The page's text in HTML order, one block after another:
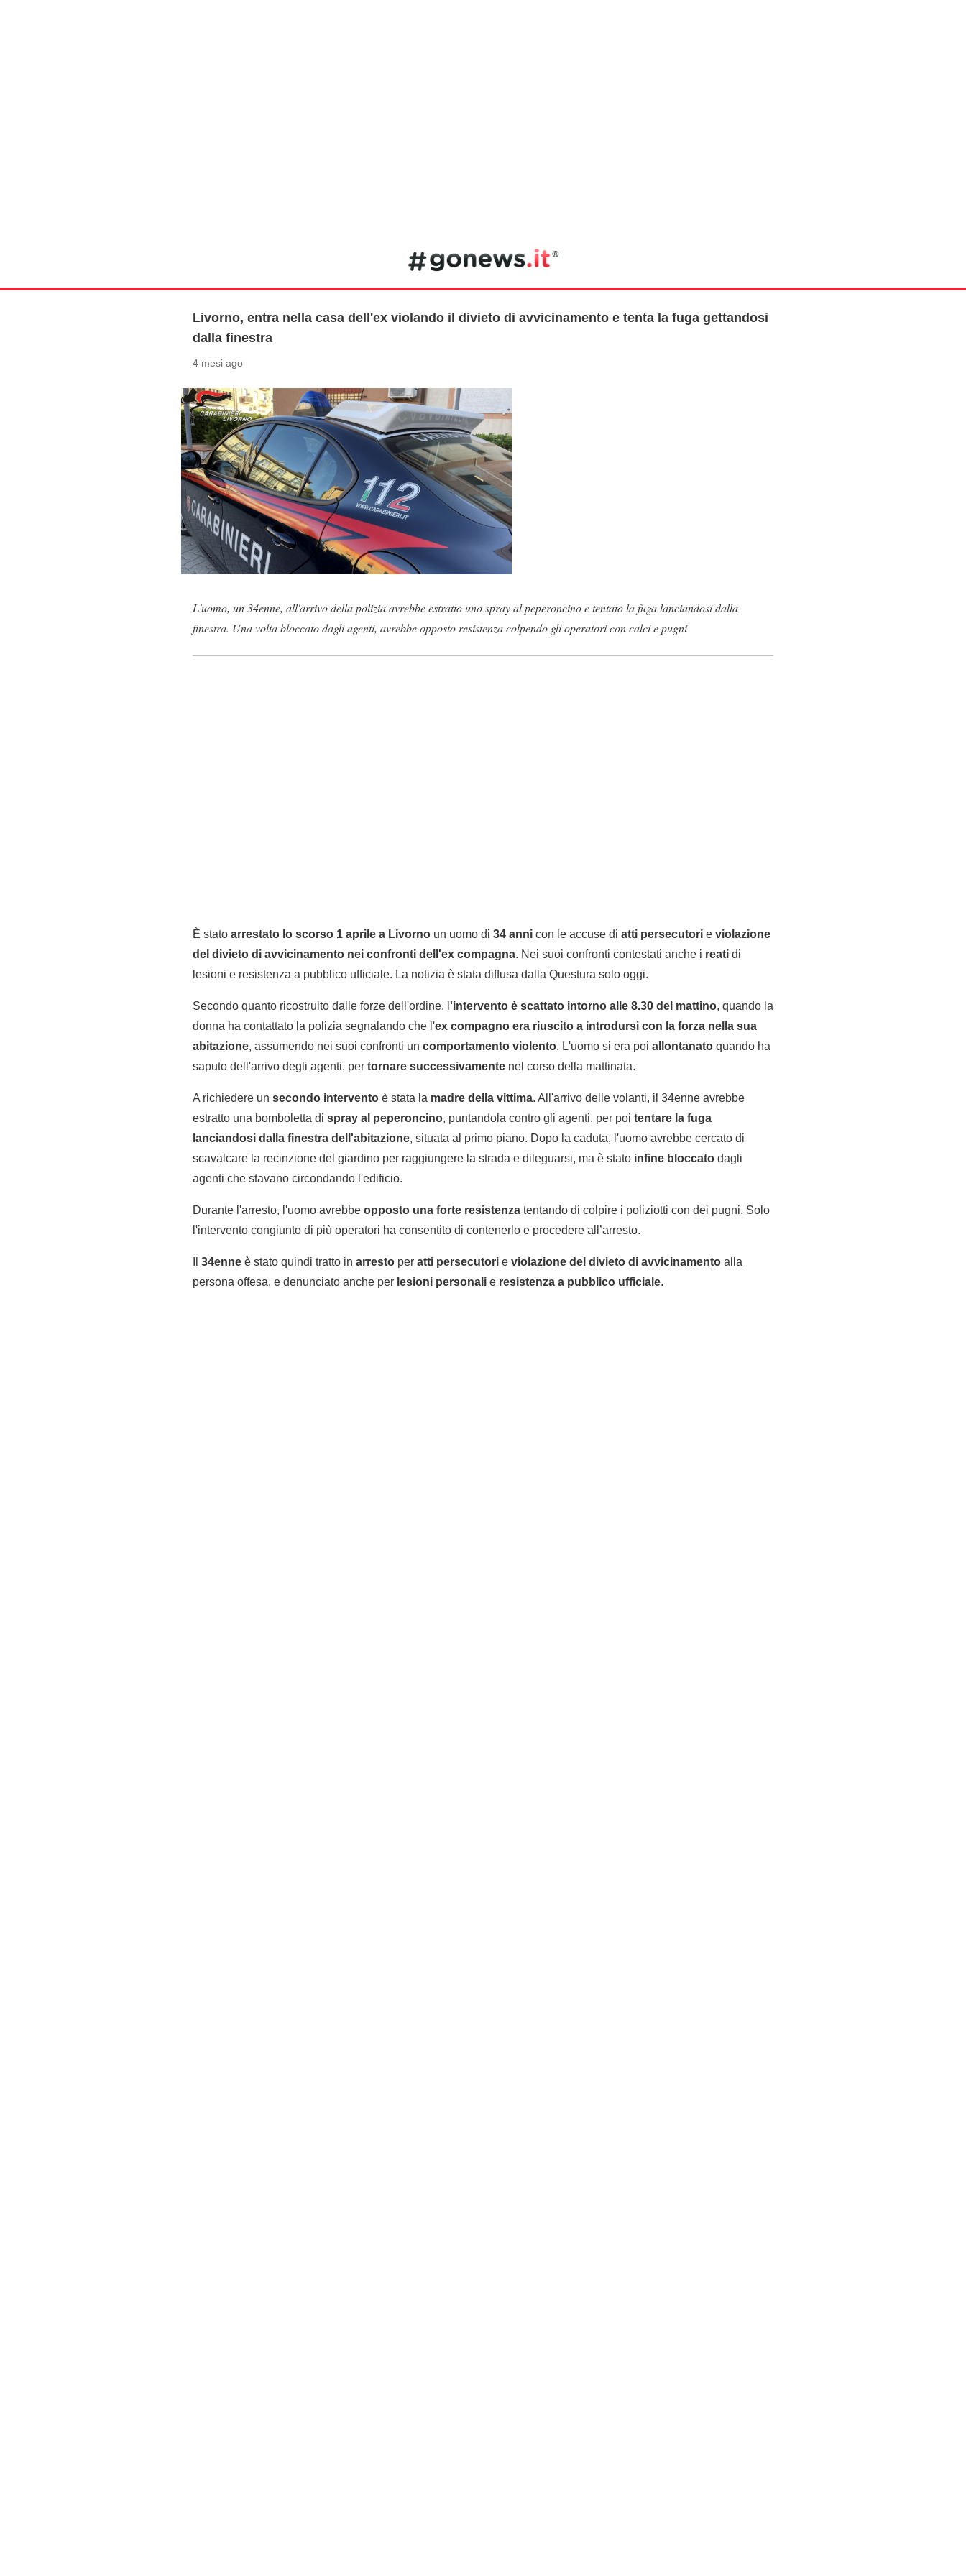
Livorno, entra nella casa dell'ex violando il divieto di avvicinamento e tenta la fuga gettandosi
dalla finestra
4 mesi ago
L'uomo, un 34enne, all'arrivo della polizia avrebbe estratto uno spray al peperoncino e tentato la fuga lanciandosi dalla
finestra. Una volta bloccato dagli agenti, avrebbe opposto resistenza colpendo gli operatori con calci e pugni
È stato arrestato lo scorso 1 aprile a Livorno un uomo di 34 anni con le accuse di atti persecutori e violazione
del divieto di avvicinamento nei confronti dell'ex compagna. Nei suoi confronti contestati anche i reati di
lesioni e resistenza a pubblico ufficiale. La notizia è stata diffusa dalla Questura solo oggi.
Secondo quanto ricostruito dalle forze dell'ordine, l 'intervento è scattato intorno alle 8.30 del mattino, quando la
donna ha contattato la polizia segnalando che l'ex compagno era riuscito a introdursi con la forza nella sua
abitazione, assumendo nei suoi confronti un comportamento violento. L'uomo si era poi allontanato quando ha
saputo dell'arrivo degli agenti, per tornare successivamente nel corso della mattinata.
A richiedere un secondo intervento è stata la madre della vittima. All'arrivo delle volanti, il 34enne avrebbe
estratto una bomboletta di spray al peperoncino, puntandola contro gli agenti, per poi tentare la fuga
lanciandosi dalla finestra dell'abitazione, situata al primo piano. Dopo la caduta, l'uomo avrebbe cercato di
scavalcare la recinzione del giardino per raggiungere la strada e dileguarsi, ma è stato infine bloccato dagli
agenti che stavano circondando l'edificio.
Durante l'arresto, l'uomo avrebbe opposto una forte resistenza tentando di colpire i poliziotti con dei pugni. Solo
l'intervento congiunto di più operatori ha consentito di contenerlo e procedere all’arresto.
34enne è stato quindi tratto in arresto per atti persecutori e violazione del divieto di avvicinamento alla
persona offesa, e denunciato anche per lesioni personali e resistenza a pubblico ufficiale.